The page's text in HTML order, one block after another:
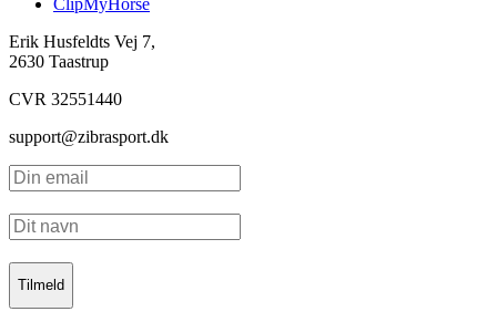
ClipMyHorse
Erik Husfeldts Vej 7,
2630 Taastrup
CVR 32551440
support@zibrasport.dk
Tilmeld